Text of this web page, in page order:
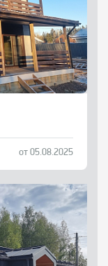
от 05.08.2025